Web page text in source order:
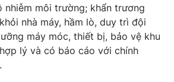
nhiễm môi trường; khẩn trương
nhà máy, hầm lò, duy trì đội
máy móc, thiết bị, bảo vệ khu
lý và có báo cáo với chính